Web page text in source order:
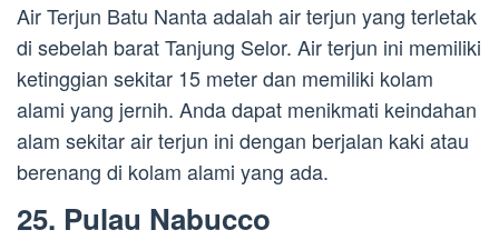
Air Terjun Batu Nanta adalah air terjun yang terletak
di sebelah barat Tanjung Selor. Air terjun ini memiliki
ketinggian sekitar 15 meter dan memiliki kolam
alami yang jernih. Anda dapat menikmati keindahan
alam sekitar air terjun ini dengan berjalan kaki atau
berenang di kolam alami yang ada.
25. Pulau Nabucco